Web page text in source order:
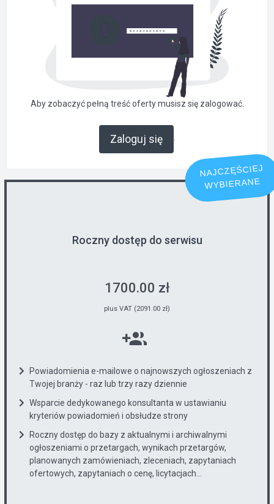
Aby zobaczyć pełną treść oferty musisz się zalogować.
Zaloguj się .
NAJCZĘŚCIEJ
WYBIERANE
Roczny dostęp do serwisu
1700.00 zł
plus VAT (2091.00 zł)
Powiadomienia e-mailowe o najnowszych ogłoszeniach z
Twojej branży - raz lub trzy razy dziennie
Wsparcie dedykowanego konsultanta w ustawianiu
kryteriów powiadomień i obsłudze strony
Roczny dostęp do bazy z aktualnymi i archiwalnymi
ogłoszeniami o przetargach, wynikach przetargów,
planowanych zamówieniach, zleceniach, zapytaniach
ofertowych, zapytaniach o cenę, licytacjach...